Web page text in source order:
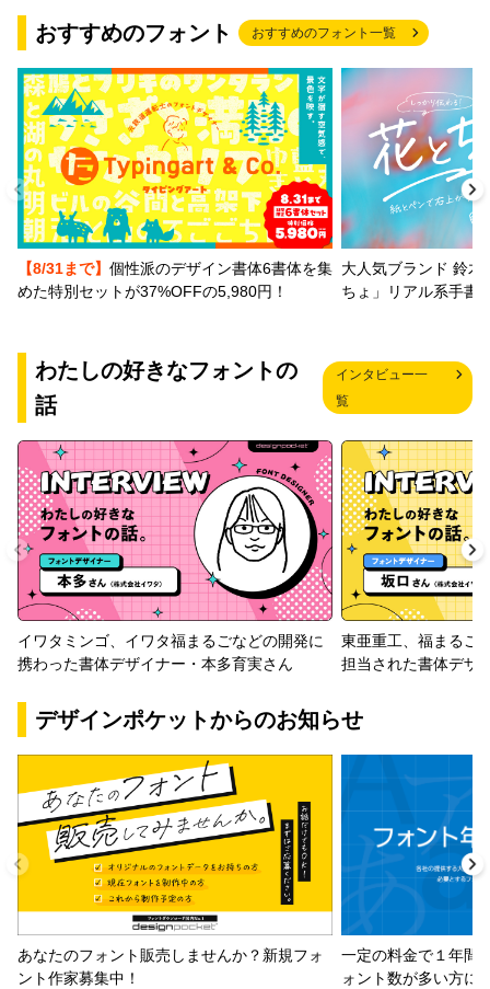
おすすめのフォント おすすめのフォント一覧
【8/31まで】 個性派のデザイン書体6書体を集
めた特別セットが37%OFFの5,980円！
大人気ブランド 鈴木
ちょ」リアル系手書
わたしの好きなフォントの
話
インタビュー一
覧
イワタミンゴ、イワタ福まるごなどの開発に
携わった書体デザイナー・本多育実さん
東亜重工、福まるご
担当された書体デザ
デザインポケットからのお知らせ
あなたのフォント販売しませんか？新規フォ
ント作家募集中！
一定の料金で１年間
ォント数が多い方に